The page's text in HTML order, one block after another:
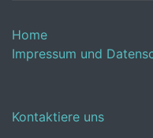
Home
Impressum und
Kontaktiere uns